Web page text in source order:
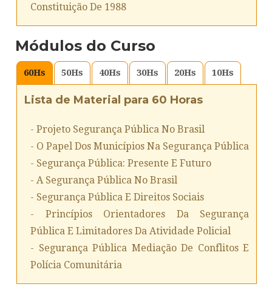
Constituição De 1988
Módulos do Curso
60Hs 50Hs 40Hs 30Hs 20Hs 10Hs
Lista de Material para 60 Horas
- Projeto Segurança Pública No Brasil
- O Papel Dos Municípios Na Segurança Pública
- Segurança Pública: Presente E Futuro
- A Segurança Pública No Brasil
- Segurança Pública E Direitos Sociais
- Princípios Orientadores Da Segurança
Pública E Limitadores Da Atividade Policial
- Segurança Pública Mediação De Conflitos E
Polícia Comunitária